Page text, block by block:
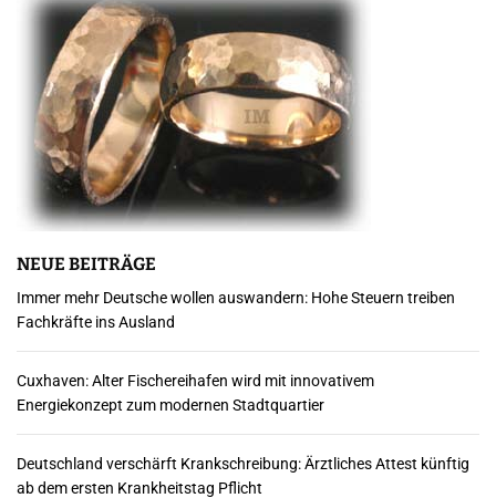
NEUE BEITRÄGE
Immer mehr Deutsche wollen auswandern: Hohe Steuern treiben
Fachkräfte ins Ausland
Cuxhaven: Alter Fischereihafen wird mit innovativem
Energiekonzept zum modernen Stadtquartier
Deutschland verschärft Krankschreibung: Ärztliches Attest künftig
ab dem ersten Krankheitstag Pflicht